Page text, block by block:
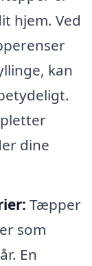
hjem. Ved
kan
dine
Tæpper
som
En